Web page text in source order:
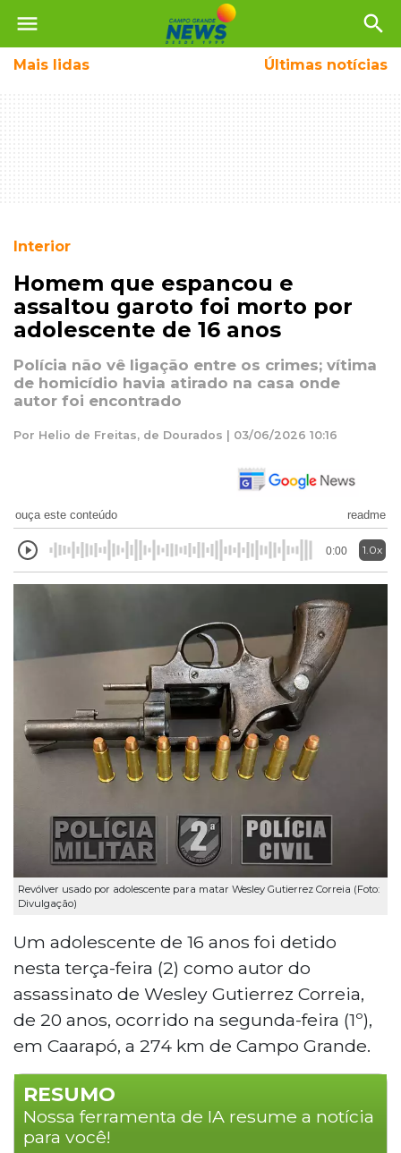
menu search
Mais lidas Últimas notícias
Interior
Homem que espancou e
assaltou garoto foi morto por
adolescente de 16 anos
Polícia não vê ligação entre os crimes; vítima
de homicídio havia atirado na casa onde
autor foi encontrado
Por Helio de Freitas, de Dourados | 03/06/2026 10:16
ouça este conteúdo readme
0:00 1.0x
Revólver usado por adolescente para matar Wesley Gutierrez Correia (Foto:
Divulgação)
Um adolescente de 16 anos foi detido
nesta terça-feira (2) como autor do
assassinato de Wesley Gutierrez Correia,
de 20 anos, ocorrido na segunda-feira (1º),
em Caarapó, a 274 km de Campo Grande.
RESUMO
Nossa ferramenta de IA resume a notícia
para você!